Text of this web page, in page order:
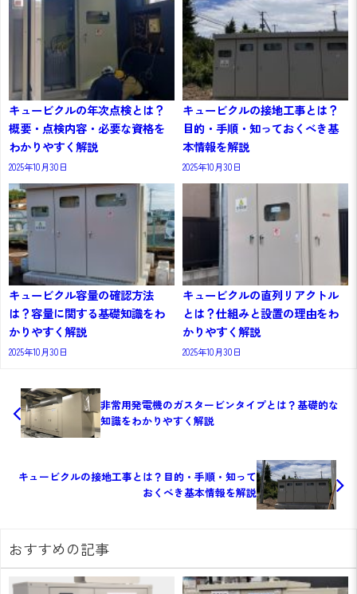
キュービクルの年次点検とは？
概要・点検内容・必要な資格を
わかりやすく解説
2025年10月30日
キュービクルの接地工事とは？
目的・手順・知っておくべき基
本情報を解説
2025年10月30日
キュービクル容量の確認方法
は？容量に関する基礎知識をわ
かりやすく解説
2025年10月30日
キュービクルの直列リアクトル
とは？仕組みと設置の理由をわ
かりやすく解説
2025年10月30日
非常用発電機のガスタービンタイプとは？基礎的な
知識をわかりやすく解説
キュービクルの接地工事とは？目的・手順・知って
おくべき基本情報を解説
おすすめの記事